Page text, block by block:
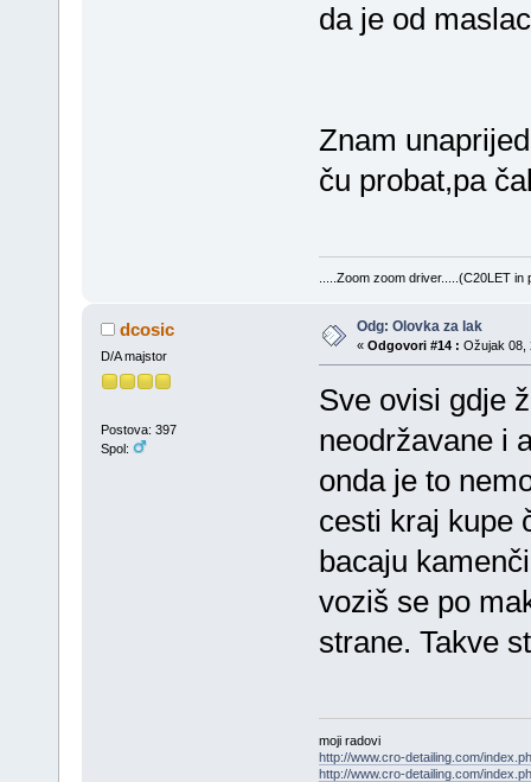
da je od
Znam
ču probat,pa
.....Zoom zoom driver.....(C20LET in
dcosic
D/A majstor
Postova: 397
Spol:
Odg: Olovka za lak
« Odgovori #14 : Ožujak 08,
Sve ovisi gdje
neodržavane i
onda je to
cesti kraj kupe
bacaju
voziš se po
strane. Takve
moji radovi
http://www.cro-detailing.com/
http://www.cro-detailing.com/